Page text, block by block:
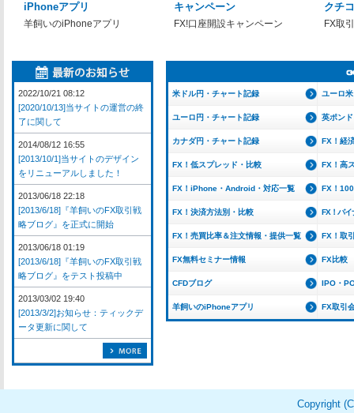
iPhoneアプリ
羊飼いのiPhoneアプリ
キャンペーン
FX!口座開設キャンペーン
クチ
FX取
米ドル円・チャート記録 ユーロ
ユーロ円・チャート記録 英ポン
カナダ円・チャート記録 FX！経
FX！低スプレッド・比較 FX！高
FX！iPhone・Android・対応一覧 FX！
FX！決済方法別・比較 FX！バイ
FX！売買比率＆注文情報・提供一覧 FX！取
FX無料セミナー情報 FX比較
CFDブログ IPO・
羊飼いのiPhoneアプリ FX取引
2022/10/21 08:12
[2020/10/13]当サイトの運営の終
了に関して
2014/08/12 16:55
[2013/10/1]当サイトのデザイン
をリニューアルしました！
2013/06/18 22:18
[2013/6/18]『羊飼いのFX取引戦
略ブログ』を正式に開始
2013/06/18 01:19
[2013/6/18]『羊飼いのFX取引戦
略ブログ』をテスト投稿中
2013/03/02 19:40
[2013/3/2]お知らせ：ティックデ
ータ更新に関して
Copyright